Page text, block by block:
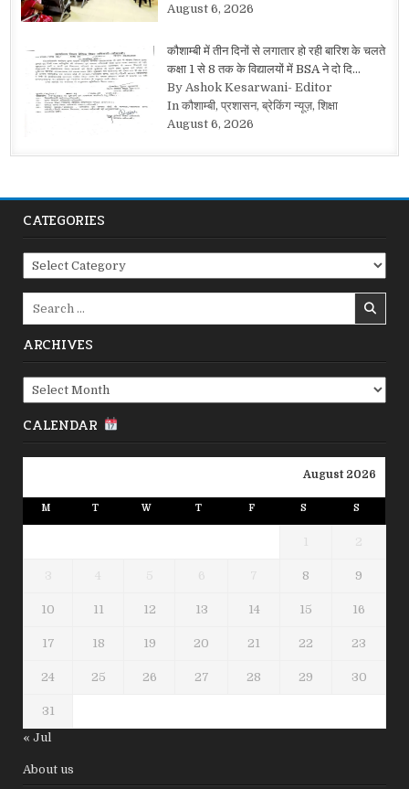
August 6, 2026
कौशाम्बी में तीन दिनों से लगातार हो रही बारिश के चलते
कक्षा 1 से 8 तक के विद्यालयों में BSA ने दो दि…
By Ashok Kesarwani- Editor
In कौशाम्बी, प्रशासन, ब्रेकिंग न्यूज़, शिक्षा
August 6, 2026
CATEGORIES
Categories
ARCHIVES
Archives
CALENDAR
August 2026
M T W T F S S
1 2
3 4 5 6 7 8 9
10 11 12 13 14 15 16
17 18 19 20 21 22 23
24 25 26 27 28 29 30
31
« Jul
About us